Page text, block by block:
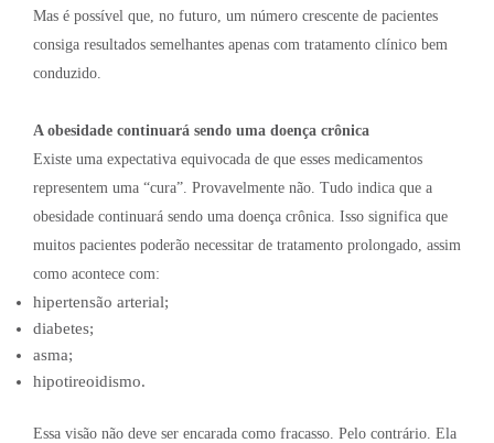
Mas é possível que, no futuro, um número crescente de pacientes
consiga resultados semelhantes apenas com tratamento clínico bem
conduzido.
A obesidade continuará sendo uma doença crônica
Existe uma expectativa equivocada de que esses medicamentos
representem uma “cura”. Provavelmente não. Tudo indica que a
obesidade continuará sendo uma doença crônica. Isso significa que
muitos pacientes poderão necessitar de tratamento prolongado, assim
como acontece com:
hipertensão arterial;
diabetes;
asma;
hipotireoidismo.
Essa visão não deve ser encarada como fracasso. Pelo contrário. Ela